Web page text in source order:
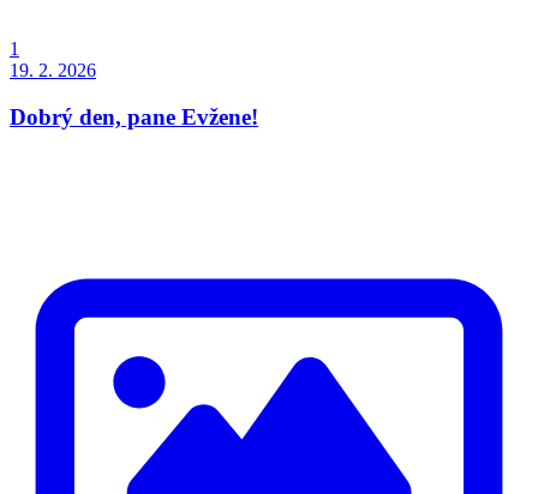
1
19. 2. 2026
Dobrý den, pane Evžene!